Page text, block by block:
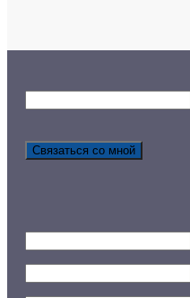
Связаться со мной